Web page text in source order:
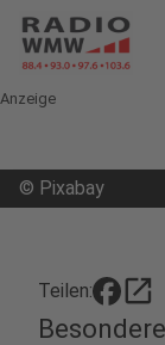
Anzeige
© Pixabay
Teilen: open_in_new